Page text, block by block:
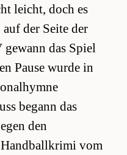
leicht, doch es
der Seite der
das Spiel
Pause wurde in
begann das
den
vom